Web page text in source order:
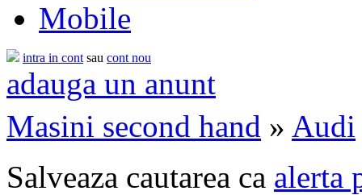
Mobile
intra in cont sau cont nou
adauga un anunt
Masini second hand » Audi
Salveaza cautarea ca alerta